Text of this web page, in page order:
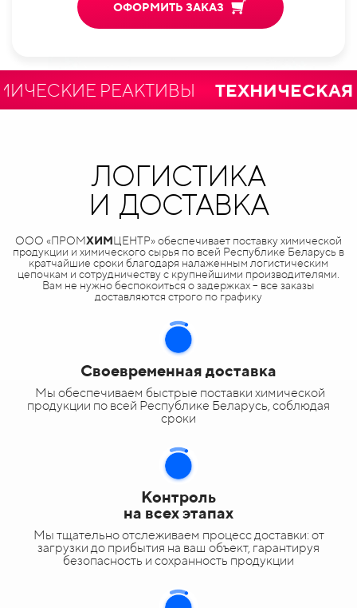
ОФОРМИТЬ ЗАКАЗ
РЕАКТИВЫТЕХНИЧЕСКАЯ И
ЛОГИСТИКА
И ДОСТАВКА
ООО «ПРОМХИМЦЕНТР» обеспечивает поставку химической
продукции и химического сырья по всей Республике Беларусь в
кратчайшие сроки благодаря налаженным логистическим
цепочкам и сотрудничеству с крупнейшими производителями.
Вам не нужно беспокоиться о задержках – все заказы
доставляются строго по графику
Своевременная доставка
Мы обеспечиваем быстрые поставки химической
продукции по всей Республике Беларусь, соблюдая
сроки
Контроль
на всех этапах
Мы тщательно отслеживаем процесс доставки: от
загрузки до прибытия на ваш объект, гарантируя
безопасность и сохранность продукции